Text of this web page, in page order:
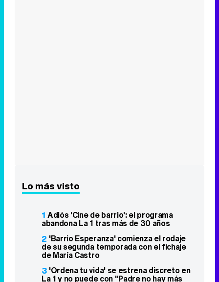
de María Castro
La 1 y no puede con "Padre no hay más
que uno"
4 'Mediaset Infinity' tiene los días
contados: MFE la absorberá en una gran
plataforma europea
5 '¡Salta!' sube en Antena 3 y lidera la
noche del miércoles con un 9,1%